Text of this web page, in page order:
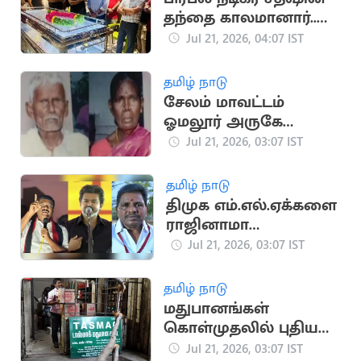
தந்தை காலமானார்..
உருக்கமான அஞ்சலி
Jul 21, 2026, 04:07 IST
தமிழ் நாடு
சேலம் மாவட்டம்
ஓமலூர் அருகே
வயதான தம்பதி
Jul 21, 2026, 03:07 IST
தமிழ் நாடு
திமுக எம்.எல்.ஏக்களை
ராஜினாமா
செய்யச்சொல்லி
Jul 21, 2026, 03:07 IST
தமிழ் நாடு
மதுபானங்கள்
கொள்முதலில் புதிய
நடைமுறை -
Jul 21, 2026, 03:07 IST